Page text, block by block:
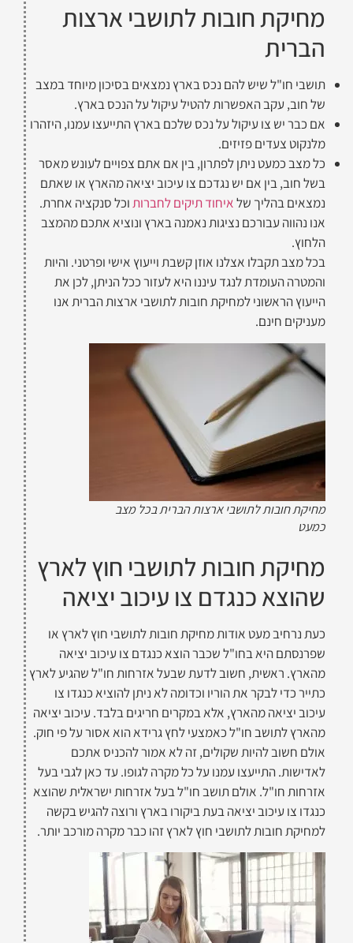
מחיקת חובות לתושבי ארצות
הברית
תושבי חו"ל שיש להם נכס בארץ נמצאים בסיכון מיוחד במצב
של חוב, עקב האפשרות להטיל עיקול על הנכס בארץ.
אם כבר יש צו עיקול על נכס שלכם בארץ התייעצו עמנו, היזהרו
מלנקוט צעדים פזיזים.
כל מצב כמעט ניתן לפתרון, בין אם אתם צפויים לעונש מאסר
בשל חוב, בין אם יש נגדכם צו עיכוב יציאה מהארץ או שאתם
נמצאים בהליך שלאיחוד תיקים לחברותוכל סנקציה אחרת.
אנו נהווה עבורכם נציגות נאמנה בארץ ונוציא אתכם מהמצב
הלחוץ.
בכל מצב תקבלו אצלנו אוזן קשבת וייעוץ אישי ופרטני. והיות
והמטרה העומדת לנגד עיננו היא לעזור ככל הניתן, לכן את
הייעוץ הראשוני למחיקת חובות לתושבי ארצות הברית אנו
מעניקים חינם.
מחיקת חובות לתושבי ארצות הברית בכל מצב
כמעט
מחיקת חובות לתושבי חוץ לארץ
שהוצא כנגדם צו עיכוב יציאה
כעת נרחיב מעט אודות מחיקת חובות לתושבי חוץ לארץ או
שפרנסתם היא בחו"ל שכבר הוצא כנגדם צו עיכוב יציאה
מהארץ. ראשית, חשוב לדעת שבעל אזרחות חו"ל שהגיע לארץ
כתייר כדי לבקר את הוריו וכדומה לא ניתן להוציא כנגדו צו
עיכוב יציאה מהארץ, אלא במקרים חריגים בלבד. עיכוב יציאה
מהארץ לתושב חו"ל כאמצעי לחץ גרידא הוא אסור על פי חוק.
אולם חשוב להיות שקולים, זה לא אמור להכניס אתכם
לאדישות. התייעצו עמנו על כל מקרה לגופו. עד כאן לגבי בעל
אזרחות חו"ל. אולם תושב חו"ל בעל אזרחות ישראלית שהוצא
כנגדו צו עיכוב יציאה בעת ביקורו בארץ ורוצה להגיש בקשה
למחיקת חובות לתושבי חוץ לארץ זהו כבר מקרה מורכב יותר.